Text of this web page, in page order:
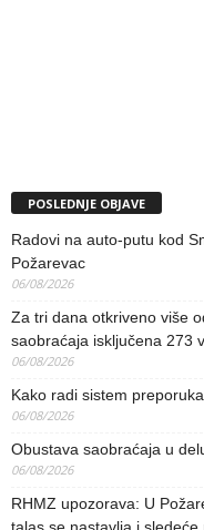
POSLEDNJE OBJAVE
Radovi na auto-putu kod
Požarevac
06/08/2026
Za tri dana otkriveno više
saobraćaja isključena 273
06/08/2026
Kako radi sistem
06/08/2026
Obustava saobraćaja u
06/08/2026
RHMZ upozorava: U